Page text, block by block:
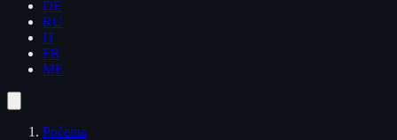
DE
RU
IT
FR
ME
Početna